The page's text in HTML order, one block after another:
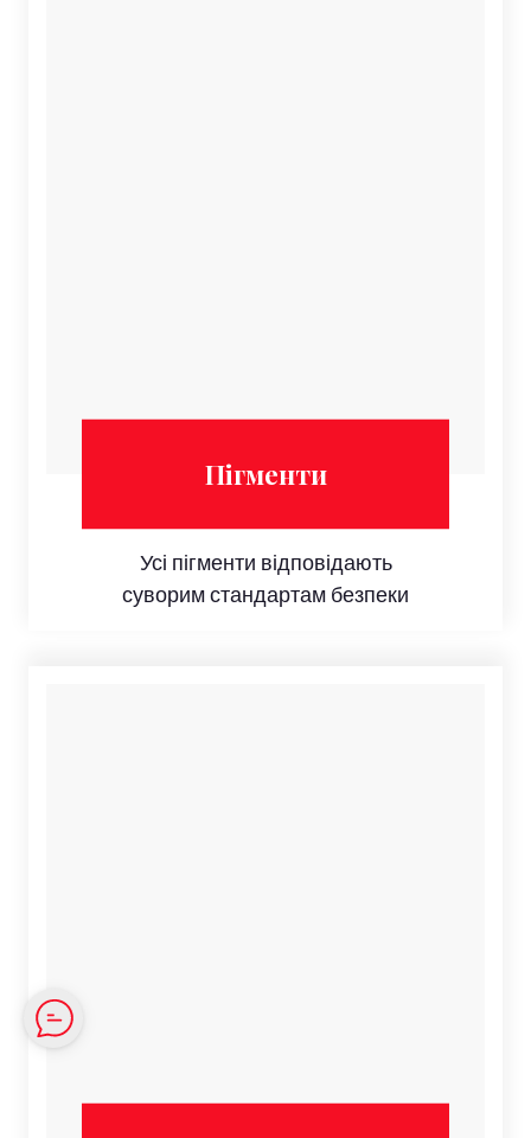
Пігменти
Усі пігменти відповідають
суворим стандартам безпеки